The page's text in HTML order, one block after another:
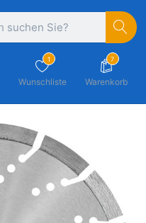
1
Wunschliste
7
Warenkorb